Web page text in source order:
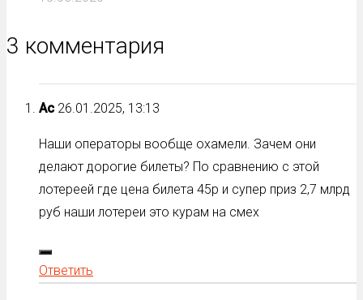
3 комментария
Ас 26.01.2025, 13:13
Наши операторы вообще охамели. Зачем они
делают дорогие билеты? По сравнению с этой
лотереей где цена билета 45р и супер приз 2,7 млрд
руб наши лотереи это курам на смех
Ответить